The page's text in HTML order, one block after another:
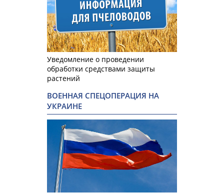
Уведомление о проведении
обработки средствами защиты
растений
ВОЕННАЯ СПЕЦОПЕРАЦИЯ НА
УКРАИНЕ